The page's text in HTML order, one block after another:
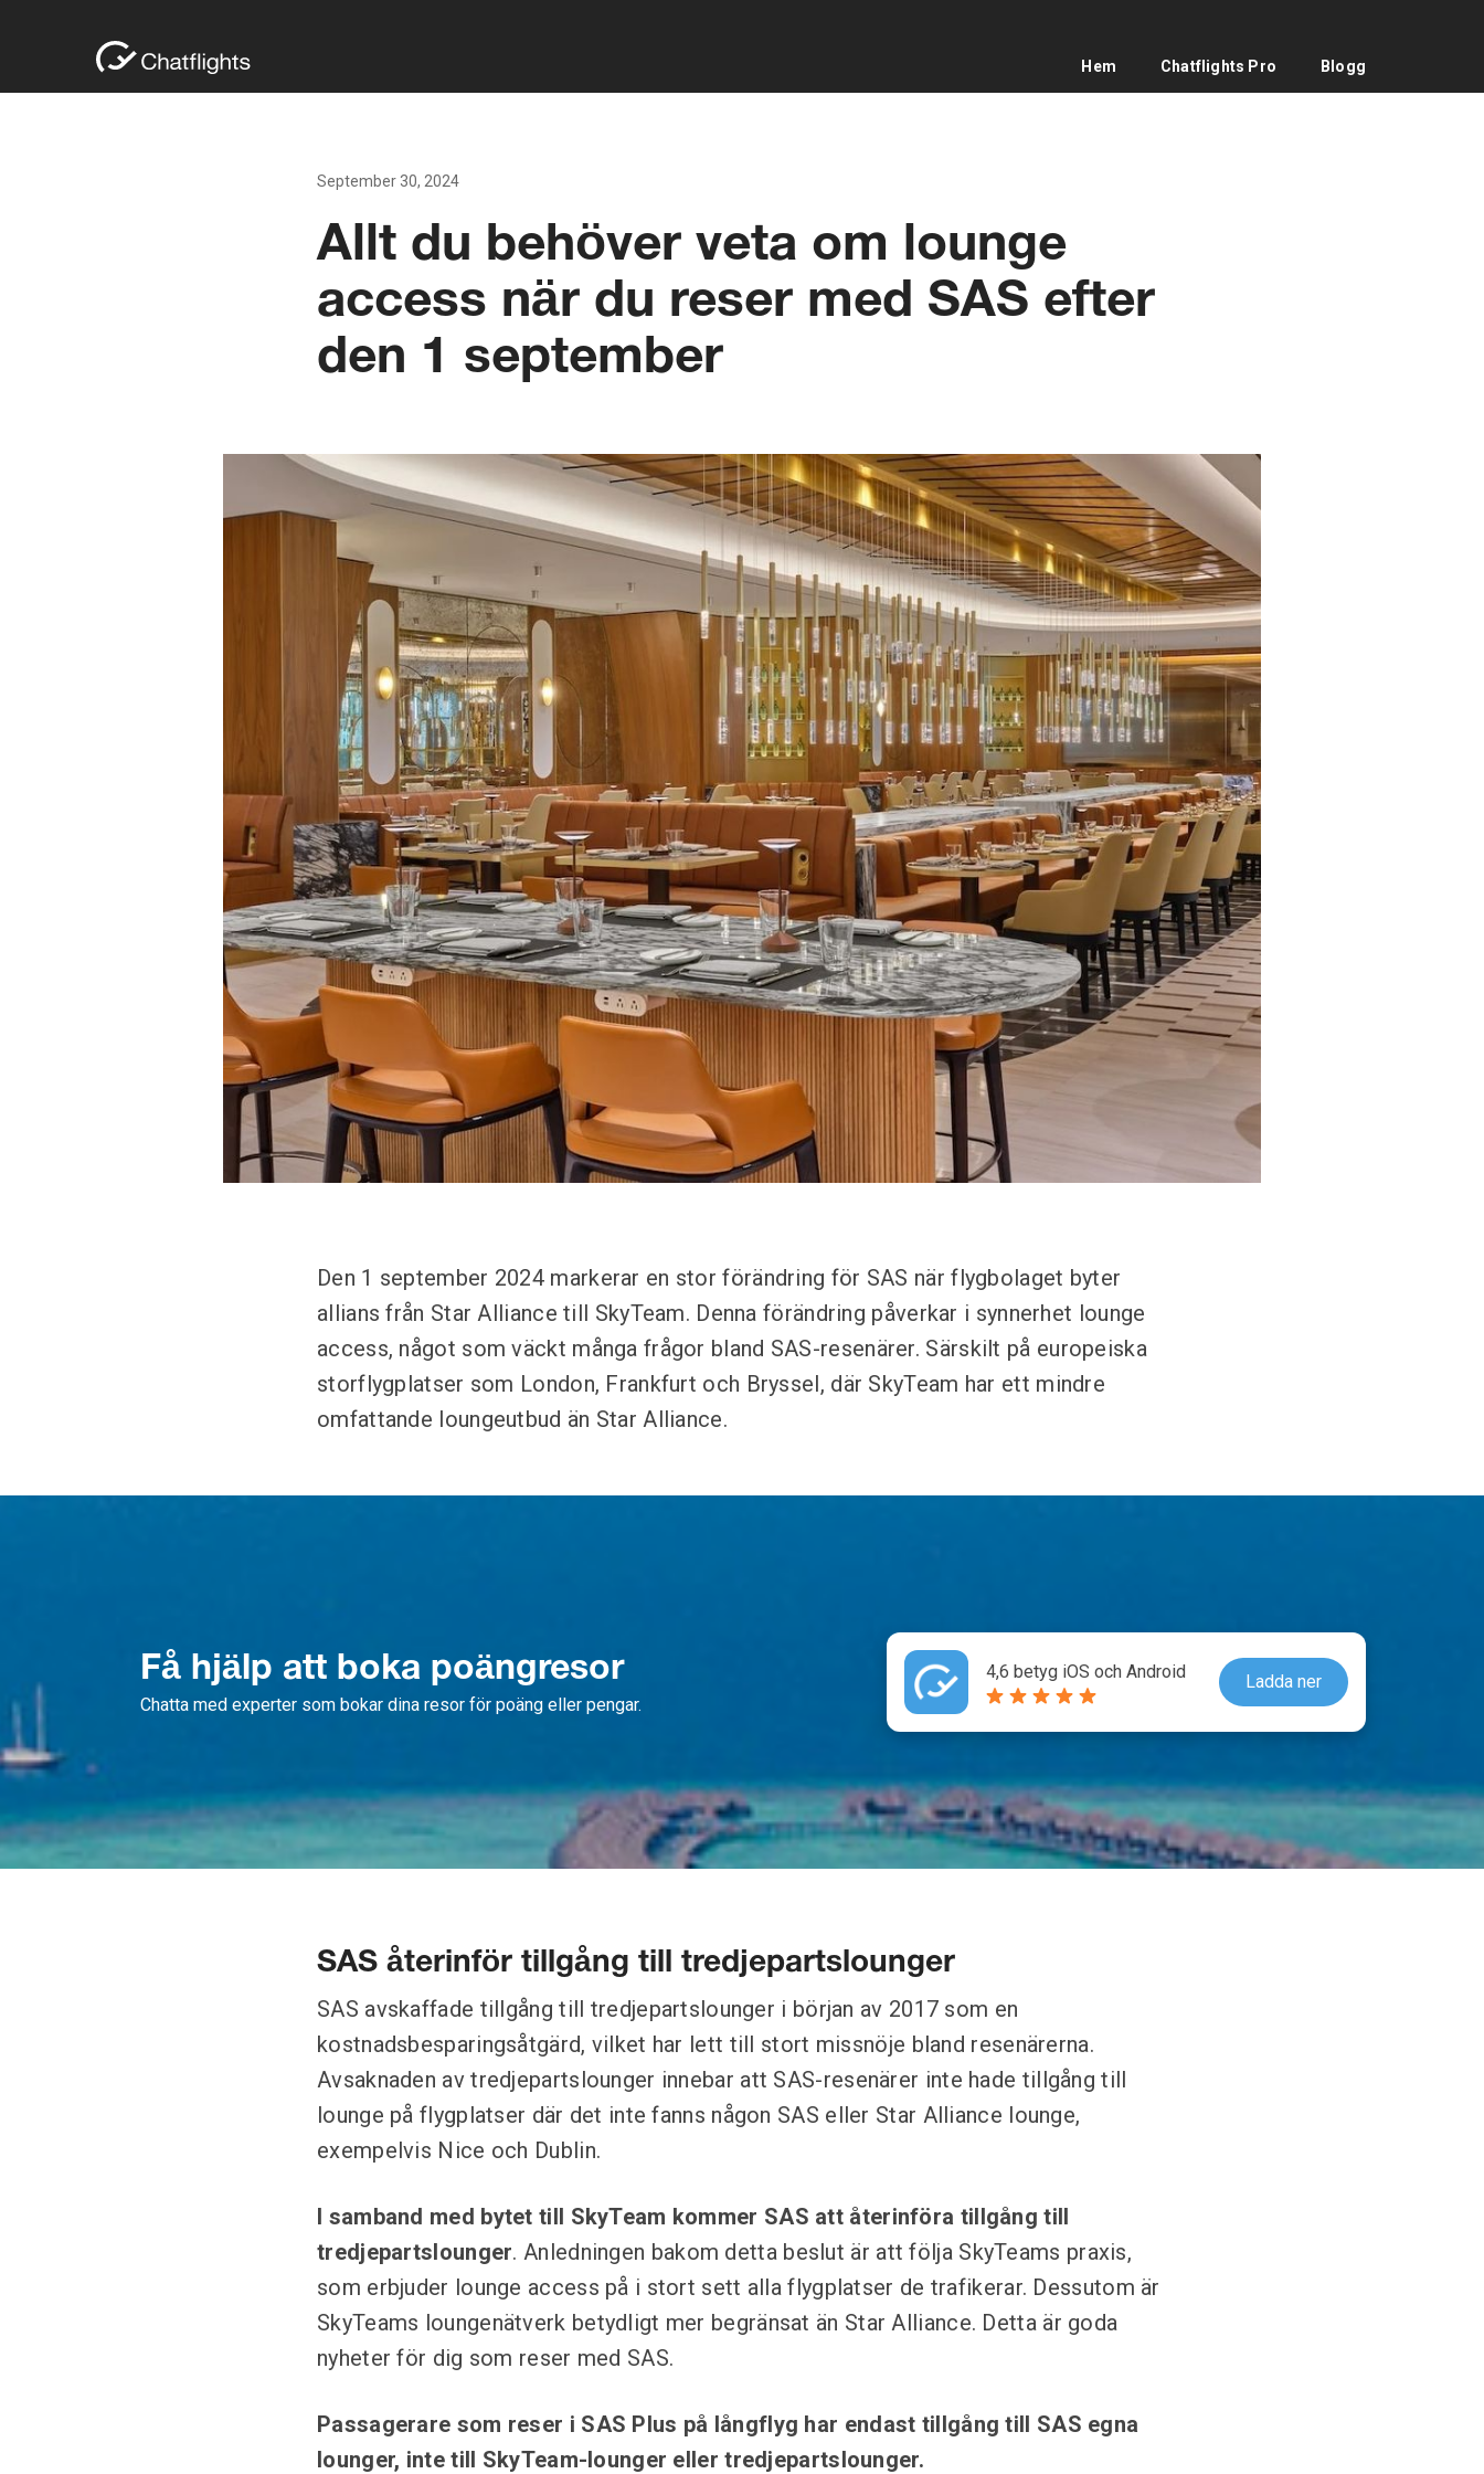
Hem Chatflights Pro Blogg
September 30, 2024
Allt du behöver veta om lounge
access när du reser med SAS efter
den 1 september
Den 1 september 2024 markerar en stor förändring för SAS när flygbolaget byter
allians från Star Alliance till SkyTeam. Denna förändring påverkar i synnerhet lounge
access, något som väckt många frågor bland SAS-resenärer. Särskilt på europeiska
storflygplatser som London, Frankfurt och Bryssel, där SkyTeam har ett mindre
omfattande loungeutbud än Star Alliance.
Få hjälp att boka poängresor
Chatta med experter som bokar dina resor för poäng eller pengar.
4,6 betyg iOS och Android Ladda ner
SAS återinför tillgång till tredjepartslounger
SAS avskaffade tillgång till tredjepartslounger i början av 2017 som en
kostnadsbesparingsåtgärd, vilket har lett till stort missnöje bland resenärerna.
Avsaknaden av tredjepartslounger innebar att SAS-resenärer inte hade tillgång till
lounge på flygplatser där det inte fanns någon SAS eller Star Alliance lounge,
exempelvis Nice och Dublin.
I samband med bytet till SkyTeam kommer SAS att återinföra tillgång till
tredjepartslounger. Anledningen bakom detta beslut är att följa SkyTeams praxis,
som erbjuder lounge access på i stort sett alla flygplatser de trafikerar. Dessutom är
SkyTeams loungenätverk betydligt mer begränsat än Star Alliance. Detta är goda
nyheter för dig som reser med SAS.
Passagerare som reser i SAS Plus på långflyg har endast tillgång till SAS egna
lounger, inte till SkyTeam-lounger eller tredjepartslounger.